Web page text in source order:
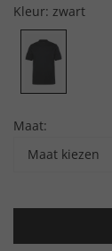
Kleur: zwart
Maat:
Maat kiezen